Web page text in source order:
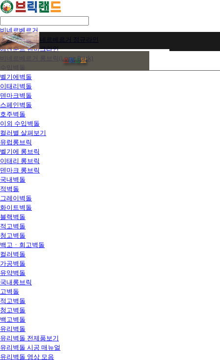
비네르베르거
벨기에벽돌 비네르베르거 정규라인
에겐순드 덴마크라인
비네르베르거 롱브릭(Long Brick)
수입벽돌
벨기에벽돌
이태리벽돌
덴마크벽돌
스페인벽돌
호주벽돌
이외 수입벽돌
컬러별 살펴보기
유럽롱브릭
벨기에 롱브릭
이태리 롱브릭
덴마크 롱브릭
국내벽돌
적벽돌
그레이벽돌
화이트벽돌
블랙벽돌
적고벽돌
청고벽돌
백고ㆍ회고벽돌
컬러벽돌
가공벽돌
유약벽돌
국내롱브릭
고벽돌
적고벽돌
청고벽돌
백고벽돌
유리벽돌
유리벽돌 전제품보기
유리벽돌 시공 매뉴얼
유리벽돌 영상 모음
전화상담